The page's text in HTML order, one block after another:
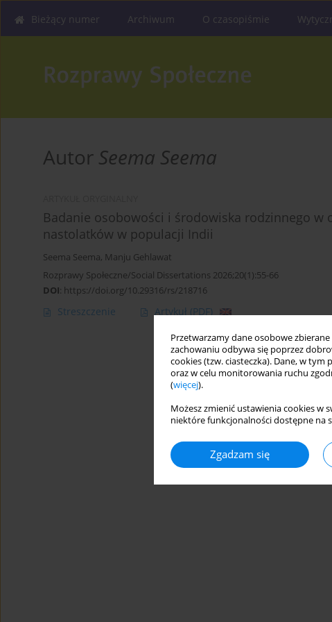
Przetwarzamy dane osobowe
zachowaniu odbywa się poprzez
cookies (tzw. ciasteczka). Dane, w tym
oraz w celu monitorowania ruchu
(więcej).
Możesz zmienić ustawienia cookies w
niektóre funkcjonalności dostępne na
Zgadzam się
Bieżący numer Archiwum O czasopiśmie
Autor Seema Seema
Badanie osobowości i środowiska rodzinnego
nastolatków w populacji Indii
Seema Seema, Manju Gehlawat
Rozprawy Społeczne/Social Dissertations 2026;20(1):55-66
DOI: https://doi.org/10.29316/rs/218716
Streszczenie Artykuł (PDF)